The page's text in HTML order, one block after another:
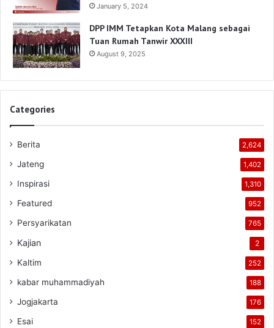
January 5, 2024
DPP IMM Tetapkan Kota Malang sebagai
Tuan Rumah Tanwir XXXIII
August 9, 2025
Categories
Berita 2,624
Jateng 1,402
Inspirasi 1,310
Featured 952
Persyarikatan 765
Kajian 2
Kaltim 252
kabar muhammadiyah 188
Jogjakarta 176
Esai 152